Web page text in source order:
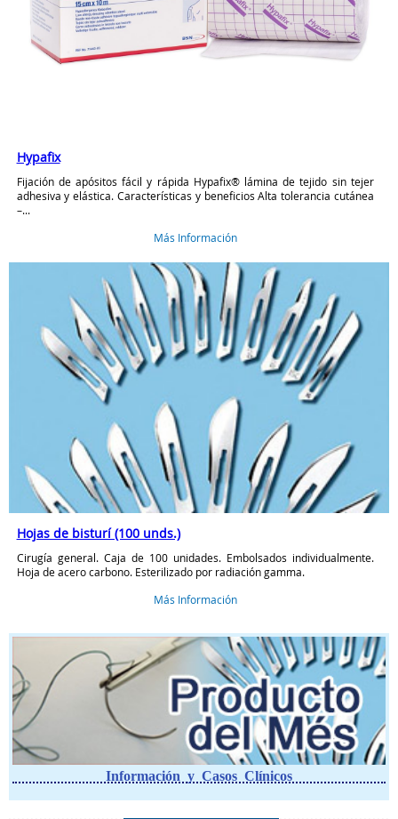
Hypafix
Fijación de apósitos fácil y rápida Hypafix® lámina de tejido sin tejer
adhesiva y elástica. Características y beneficios Alta tolerancia cutánea
–...
Más Información
Hojas de bisturí (100 unds.)
Cirugía general. Caja de 100 unidades. Embolsados individualmente.
Hoja de acero carbono. Esterilizado por radiación gamma.
Más Información
Información y Casos Clínicos